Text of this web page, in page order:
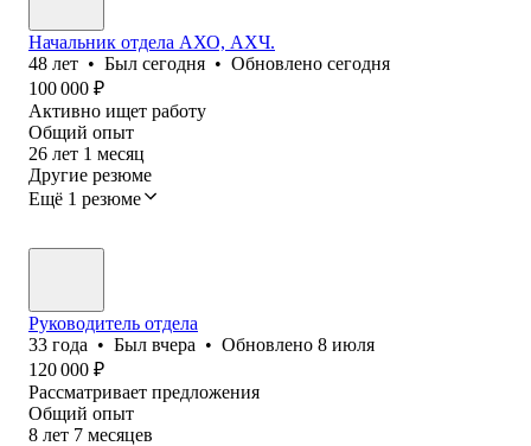
Начальник отдела АХО, АХЧ.
48 лет • Был сегодня • Обновлено сегодня
100 000 ₽
Активно ищет работу
Общий опыт
26 лет 1 месяц
Другие резюме
Ещё 1 резюме
Руководитель отдела
33 года • Был вчера • Обновлено 8 июля
120 000 ₽
Рассматривает предложения
Общий опыт
8 лет 7 месяцев